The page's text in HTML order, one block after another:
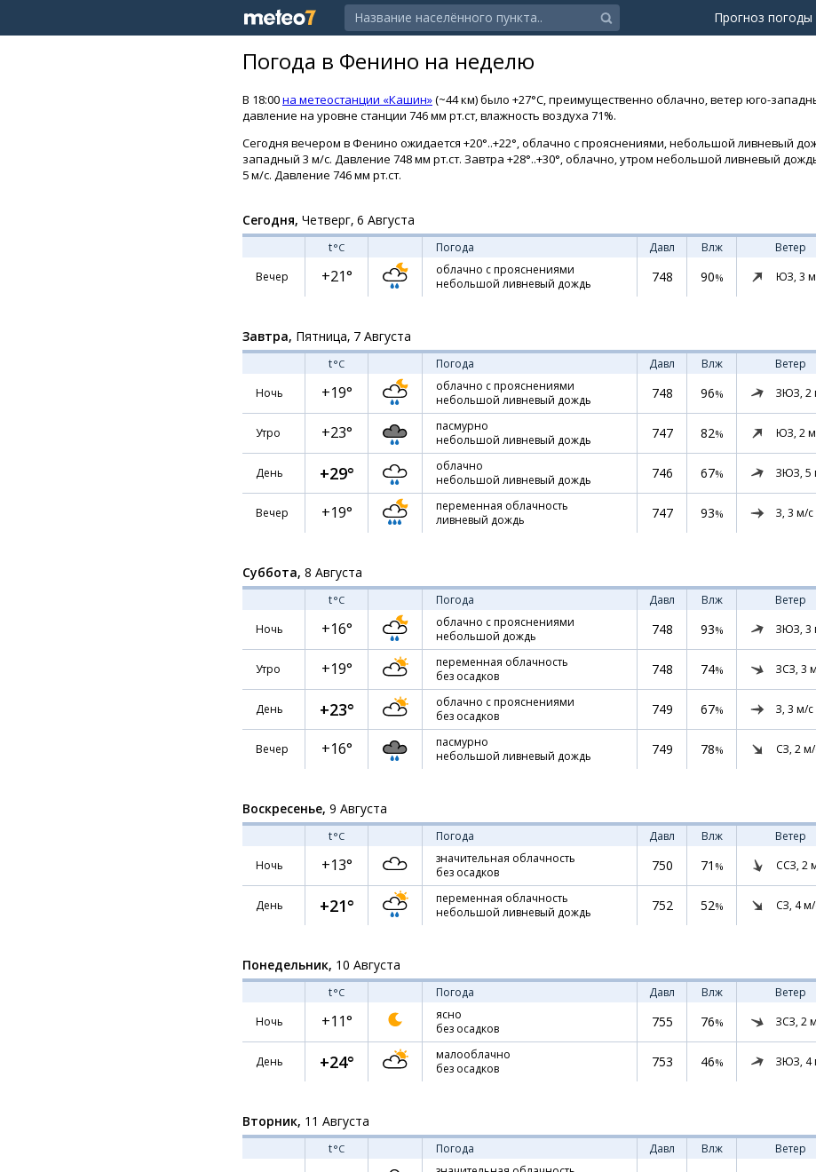
Прогноз погоды
Погода в Фенино на неделю
В 18:00на метеостанции «Кашин»(~44 км) было +27°C, преимущественно облачно, ветер юго-
давление на уровне станции 746 мм рт.ст, влажность воздуха 71%.
Сегодня вечером в Фенино ожидается +20°..+22°, облачно с прояснениями, небольшой ливневый
западный 3 м/с. Давление 748 мм рт.ст. Завтра +28°..+30°, облачно, утром небольшой ливневый
5 м/с. Давление 746 мм рт.ст.
Сегодня, Четверг, 6 Августа
t°C Погода Давл Влж
Ветер
Вечер
+21°
облачно с прояснениями
небольшой ливневый дождь
748 90% ЮЗ, 3
Завтра, Пятница, 7 Августа
t°C Погода Давл Влж
Ветер
Ночь
+19°
облачно с прояснениями
небольшой ливневый дождь
748 96% ЗЮЗ, 2
Утро +23°
пасмурно
небольшой ливневый дождь
747 82% ЮЗ, 2
День +29°
облачно
небольшой ливневый дождь
746 67% ЗЮЗ, 5
Вечер +19°
переменная облачность
ливневый дождь
747 93% З, 3 м/с
Суббота, 8 Августа
t°C Погода Давл Влж
Ветер
Ночь
+16°
облачно с прояснениями
небольшой дождь
748 93% ЗЮЗ, 3
Утро +19°
переменная облачность
без осадков
748 74% ЗСЗ, 3
День +23°
облачно с прояснениями
без осадков
749 67% З, 3 м/с
Вечер +16°
пасмурно
небольшой ливневый дождь
749 78% СЗ, 2м/
Воскресенье, 9 Августа
t°C Погода Давл Влж
Ветер
Ночь
+13°
значительная облачность
без осадков
750 71 % ССЗ, 2
День +21°
переменная облачность
небольшой ливневый дождь
752 52% СЗ, 4м/
Понедельник, 10 Августа
t°C Погода Давл Влж
Ветер
Ночь
+11°
ясно
без осадков
755 76% ЗСЗ, 2
День +24°
малооблачно
без осадков
753 46% ЗЮЗ, 4
Вторник, 11 Августа
t°C Погода Давл Влж
Ветер